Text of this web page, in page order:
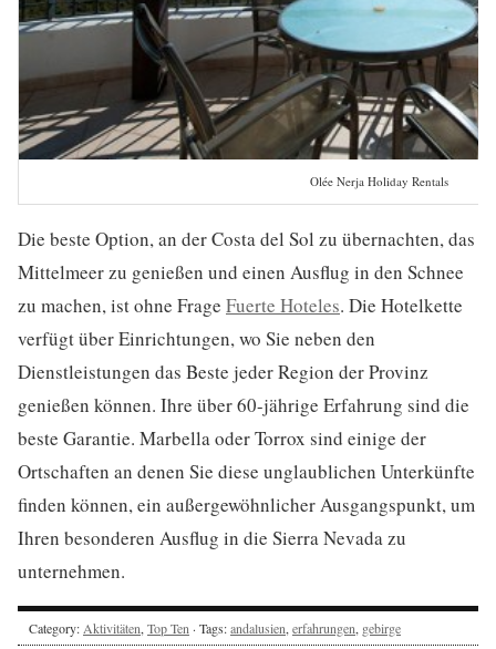
Olée Nerja Holiday Rentals
Die beste Option, an der Costa del Sol zu übernachten, das
Mittelmeer zu genießen und einen Ausflug in den Schnee
zu machen, ist ohne Frage Fuerte Hoteles. Die Hotelkette
verfügt über Einrichtungen, wo Sie neben den
Dienstleistungen das Beste jeder Region der Provinz
genießen können. Ihre über 60-jährige Erfahrung sind die
beste Garantie. Marbella oder Torrox sind einige der
Ortschaften an denen Sie diese unglaublichen Unterkünfte
finden können, ein außergewöhnlicher Ausgangspunkt, um
Ihren besonderen Ausflug in die Sierra Nevada zu
unternehmen.
Category: Aktivitäten, Top Ten · Tags:andalusien, erfahrungen, gebirge